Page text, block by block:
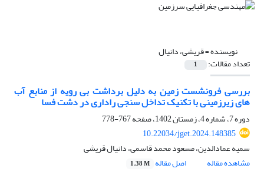
نویسنده =قریشی، دانیال
تعداد مقالات: 1
بررسی فرونشست زمین به دلیل برداشت بی رویه از منابع آب
های زیرزمینی با تکنیک تداخل سنجی راداری در دشت فسا
دوره 7، شماره 4، زمستان 1402، صفحه
767-778
10.22034/jget.2024.148385
سمیه عمادالدین، مسعود محمد قاسمی، دانیال قریشی
مشاهده مقاله
اصل مقاله 1.38 M